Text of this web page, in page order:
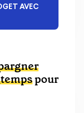
AVEC
pour